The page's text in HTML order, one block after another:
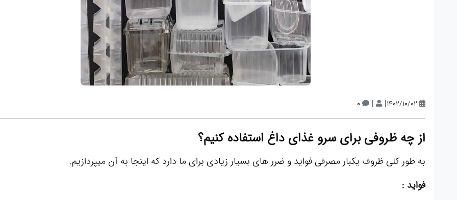
1402/10/02
|
|
0
از چه ظروفی برای سرو غذای داغ استفاده کنیم؟
به طور کلی ظروف یکبار مصرفی فواید و ضرر های بسیار زیادی برای ما دارد که اینجا به آن میپردازیم.
فواید :